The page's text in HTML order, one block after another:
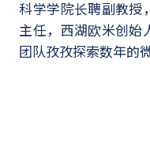
科学学院长聘副教授
主任，西湖欧米创始
团队孜孜探索数年的